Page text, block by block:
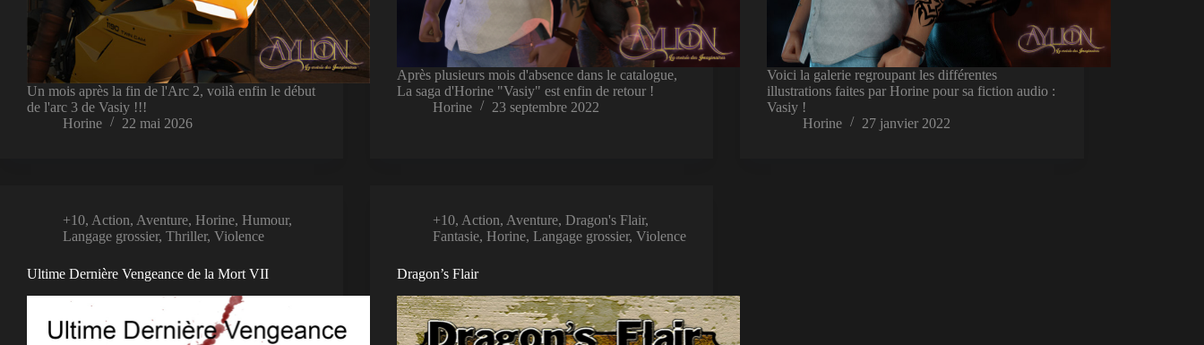
Un mois après la fin de l'Arc 2, voilà enfin le début
de l'arc 3 de Vasiy !!!
Horine
22 mai 2026
Après plusieurs mois d'absence dans le catalogue,
La saga d'Horine "Vasiy" est enfin de retour !
Horine
23 septembre 2022
Voici la galerie regroupant les différentes
illustrations faites par Horine pour sa fiction audio :
Vasiy !
Horine
27 janvier 2022
+10, Action, Aventure, Horine, Humour,
Langage grossier, Thriller, Violence
Ultime Dernière Vengeance de la Mort VII
+10, Action, Aventure,Dragon's Flair,
Fantasie,Horine,Langage grossier,Violence
Dragon’s Flair